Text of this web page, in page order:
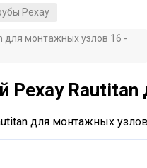
Рехау
для монтажных узлов 16 -
Рехау